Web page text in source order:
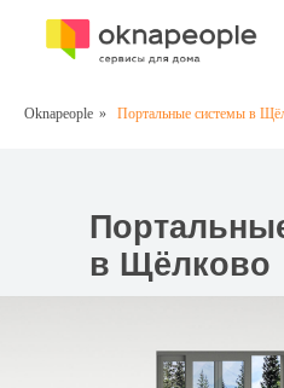
Oknapeople » Портальные системы в
в Щёлково